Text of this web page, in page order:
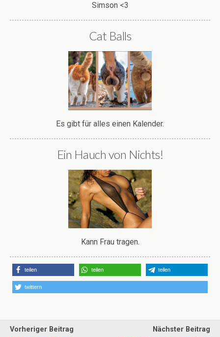
Simson <3
Cat Balls
Es gibt für alles einen Kalender.
Ein Hauch von Nichts!
Kann Frau tragen.
teilen teilen teilen
twittern
Vorheriger Beitrag
Nächster Beitrag